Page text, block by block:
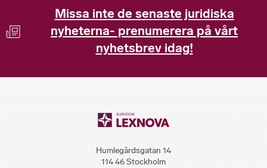
Missa inte de senaste juridiska
nyheterna- prenumerera på vårt
nyhetsbrev idag!
Humlegårdsgatan 14
114 46 Stockholm